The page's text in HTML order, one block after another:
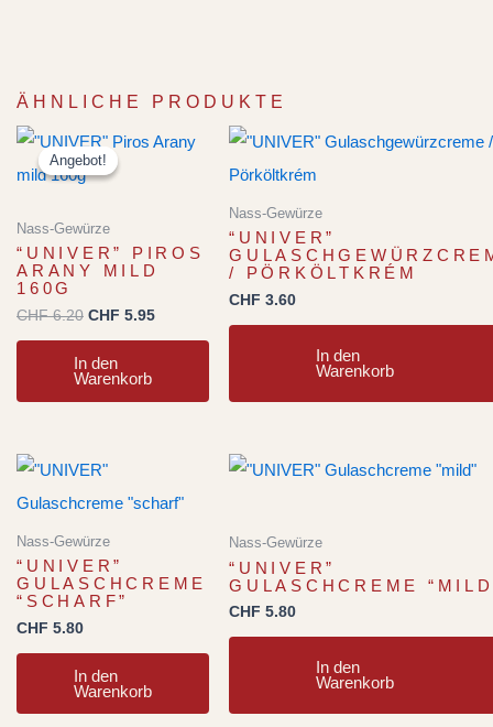
ÄHNLICHE PRODUKTE
Angebot!
Angebot!
Nass-Gewürze
“UNIVER” PIROS
ARANY MILD
160G
CHF6.20
Ursprünglicher
Preis
war:
CHF 5.95
Aktueller
Preis
In den
Warenkorb
Nass-Gewürze
“UNIVER”
/ PÖRKÖLTKRÉM
CHF 3.60
In den
Warenkorb
Nass-Gewürze
“UNIVER”
GULASCHCREME
“SCHARF”
CHF 5.80
In den
Warenkorb
Nass-Gewürze
“UNIVER”
GULASCHCREME
CHF 5.80
In den
Warenkorb